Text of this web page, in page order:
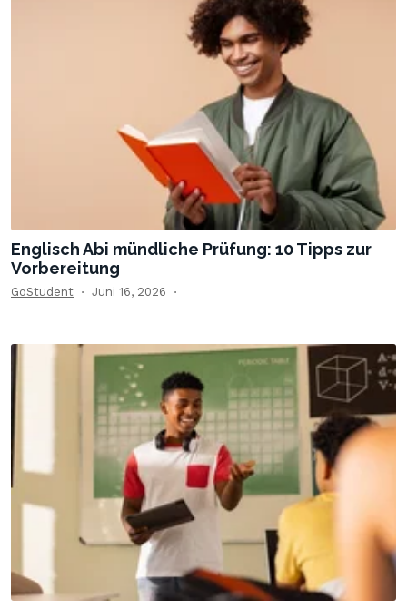
Englisch Abi mündliche Prüfung: 10 Tipps zur
Vorbereitung
GoStudent Juni 16, 2026